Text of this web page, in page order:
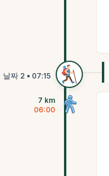
7 km
06:00